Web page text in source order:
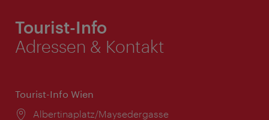
Tourist-Info
Adressen & Kontakt
Tourist-Info Wien
Ort:
Albertinaplatz/Maysedergasse